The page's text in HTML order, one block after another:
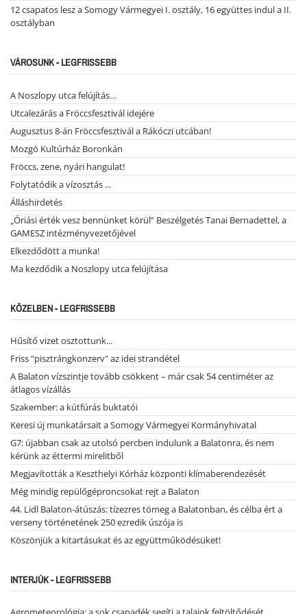
12 csapatos lesz a Somogy Vármegyei I. osztály, 16 együttes indul a II.
osztályban
VÁROSUNK - LEGFRISSEBB
A Noszlopy utca felújítás…
Utcalezárás a Fröccsfesztivál idejére
Augusztus 8-án Fröccsfesztivál a Rákóczi utcában!
Mozgó Kultúrház Boronkán
Fröccs, zene, nyári hangulat!
Folytatódik a vízosztás ...
Álláshirdetés
„Óriási érték vesz bennünket körül” Beszélgetés Tanai Bernadettel, a
GAMESZ intézményvezetőjével
Elkezdődött a munka!
Ma kezdődik a Noszlopy utca felújítása
KÖZELBEN - LEGFRISSEBB
Hűsítő vizet osztottunk...
Friss "pisztrángkonzerv" az idei strandétel
A Balaton vízszintje tovább csökkent – már csak 54 centiméter az
átlagos vízállás
Szakember: a kútfúrás buktatói
Keresi új munkatársait a Somogy Vármegyei Kormányhivatal
G7: újabban csak az utolsó percben indulunk a Balatonra, és nem
kérünk az éttermi mirelitből
Megjavították a Keszthelyi Kórház központi klímaberendezését
Még mindig repülőgéproncsokat rejt a Balaton
44. Lidl Balaton-átúszás: tízezres tömeg a Balatonban, és célba ért a
verseny történetének 250 ezredik úszója is
Köszönjük a kitartásukat és az együttműködésüket!
INTERJÚK - LEGFRISSEBB